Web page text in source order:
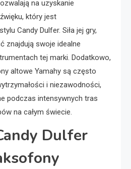
na uzyskanie
który jest
Candy Dulfer. Siła jej gry,
znajdują swoje idealne
tej marki. Dodatkowo,
altowe Yamahy są często
i niezawodności,
podczas intensywnych tras
na całym świecie.
Dulfer